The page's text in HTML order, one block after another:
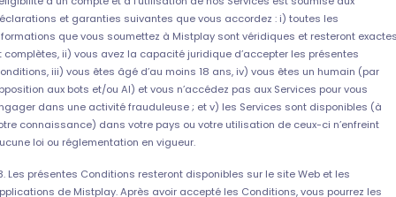
et garanties suivantes que vous accordez : i) toutes les
que vous soumettez à Mistplay sont véridiques et resteront
complètes, ii) vous avez la capacité juridique d’accepter les présentes
iii) vous êtes âgé d’au moins 18 ans, iv) vous êtes un humain (par
aux bots et/ou AI) et vous n’accédez pas aux Services pour vous
dans une activité frauduleuse ; et v) les Services sont disponibles (à
connaissance) dans votre pays ou votre utilisation de ceux-ci n’enfreint
loi ou réglementation en vigueur.
Les présentes Conditions resteront disponibles sur le site Web et les
de Mistplay. Après avoir accepté les Conditions, vous pourrez les